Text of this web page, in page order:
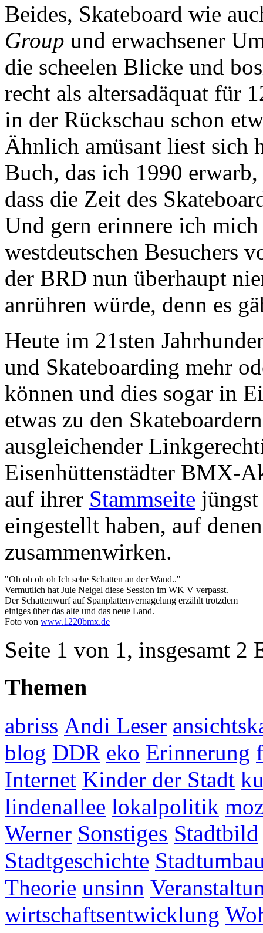
Beides, Skateboard wie
Group und erwachsener
die scheelen Blicke und
recht als altersadäquat für
in der Rückschau schon
Ähnlich amüsant liest sich
Buch, das ich 1990
dass die Zeit des
Und gern erinnere ich mich
westdeutschen Besuchers
der BRD nun überhaupt
anrühren würde, denn es
Heute im 21sten
und Skateboarding mehr
können und dies sogar in
etwas zu den
ausgleichender
Eisenhüttenstädter BMX-
auf ihrer Stammseite jüngst
eingestellt haben, auf
zusammenwirken.
"Oh oh oh oh Ich sehe Schatten an der Wand.."
Vermutlich hat Jule Neigel diese Session im WK V verpasst.
Der Schattenwurf auf Spanplattenvernagelung erzählt trotzdem
einiges über das alte und das neue Land.
Foto von www.1220bmx.de
Seite 1 von 1, insgesamt 2
Themen
abriss Andi Leser
blog DDR eko Erinnerung
Internet Kinder der Stadt
lindenallee lokalpolitik
Werner Sonstiges Stadtbild
Stadtgeschichte
Theorie unsinn
wirtschaftsentwicklung